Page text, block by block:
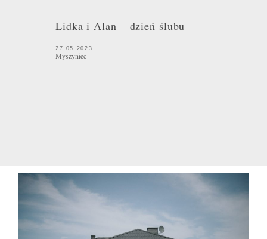
Lidka i Alan – dzień ślubu
27.05.2023
Myszyniec